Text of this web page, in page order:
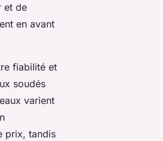
et de
en avant
fiabilité et
soudés
varient
prix, tandis